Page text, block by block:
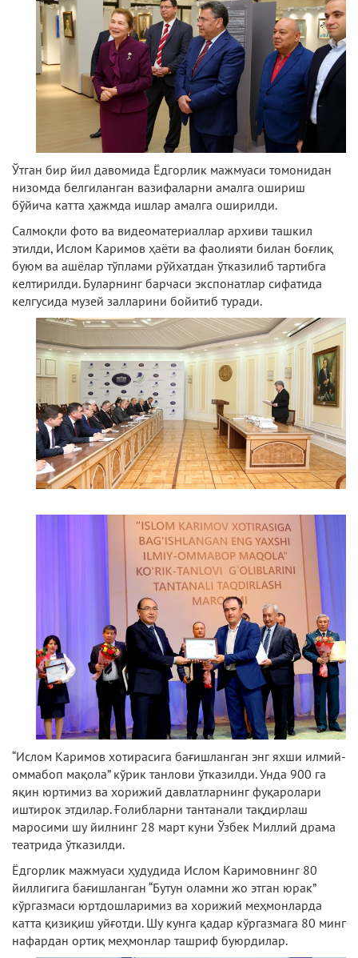
Ўтган бир йил давомида Ёдгорлик мажмуаси томонидан
низомда белгиланган вазифаларни амалга ошириш
бўйича катта ҳажмда ишлар амалга оширилди.
Салмоқли фото ва видеоматериаллар архиви ташкил
этилди, Ислом Каримов ҳаёти ва фаолияти билан боғлиқ
буюм ва ашёлар тўплами рўйхатдан ўтказилиб тартибга
келтирилди. Буларнинг барчаси экспонатлар сифатида
келгусида музей залларини бойитиб туради.
“Ислом Каримов хотирасига бағишланган энг яхши илмий-
оммабоп мақола” кўрик танлови ўтказилди. Унда 900 га
яқин юртимиз ва хорижий давлатларнинг фуқаролари
иштирок этдилар. Ғолибларни тантанали тақдирлаш
маросими шу йилнинг 28 март куни Ўзбек Миллий драма
театрида ўтказилди.
Ёдгорлик мажмуаси ҳудудида Ислом Каримовнинг 80
йиллигига бағишланган “Бутун оламни жо этган юрак”
кўргазмаси юртдошларимиз ва хорижий меҳмонларда
катта қизиқиш уйғотди. Шу кунга қадар кўргазмага 80 минг
нафардан ортиқ меҳмонлар ташриф буюрдилар.